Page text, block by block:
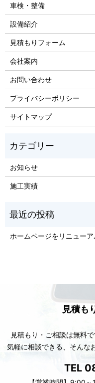
車検・整備
設備紹介
見積もりフォーム
会社案内
お問い合わせ
プライバシーポリシー
サイトマップ
お知らせ
施工実績
ホームページをリニューア
見積も
見積もり・ご相談は無料
気軽に相談できる、そんな
TEL